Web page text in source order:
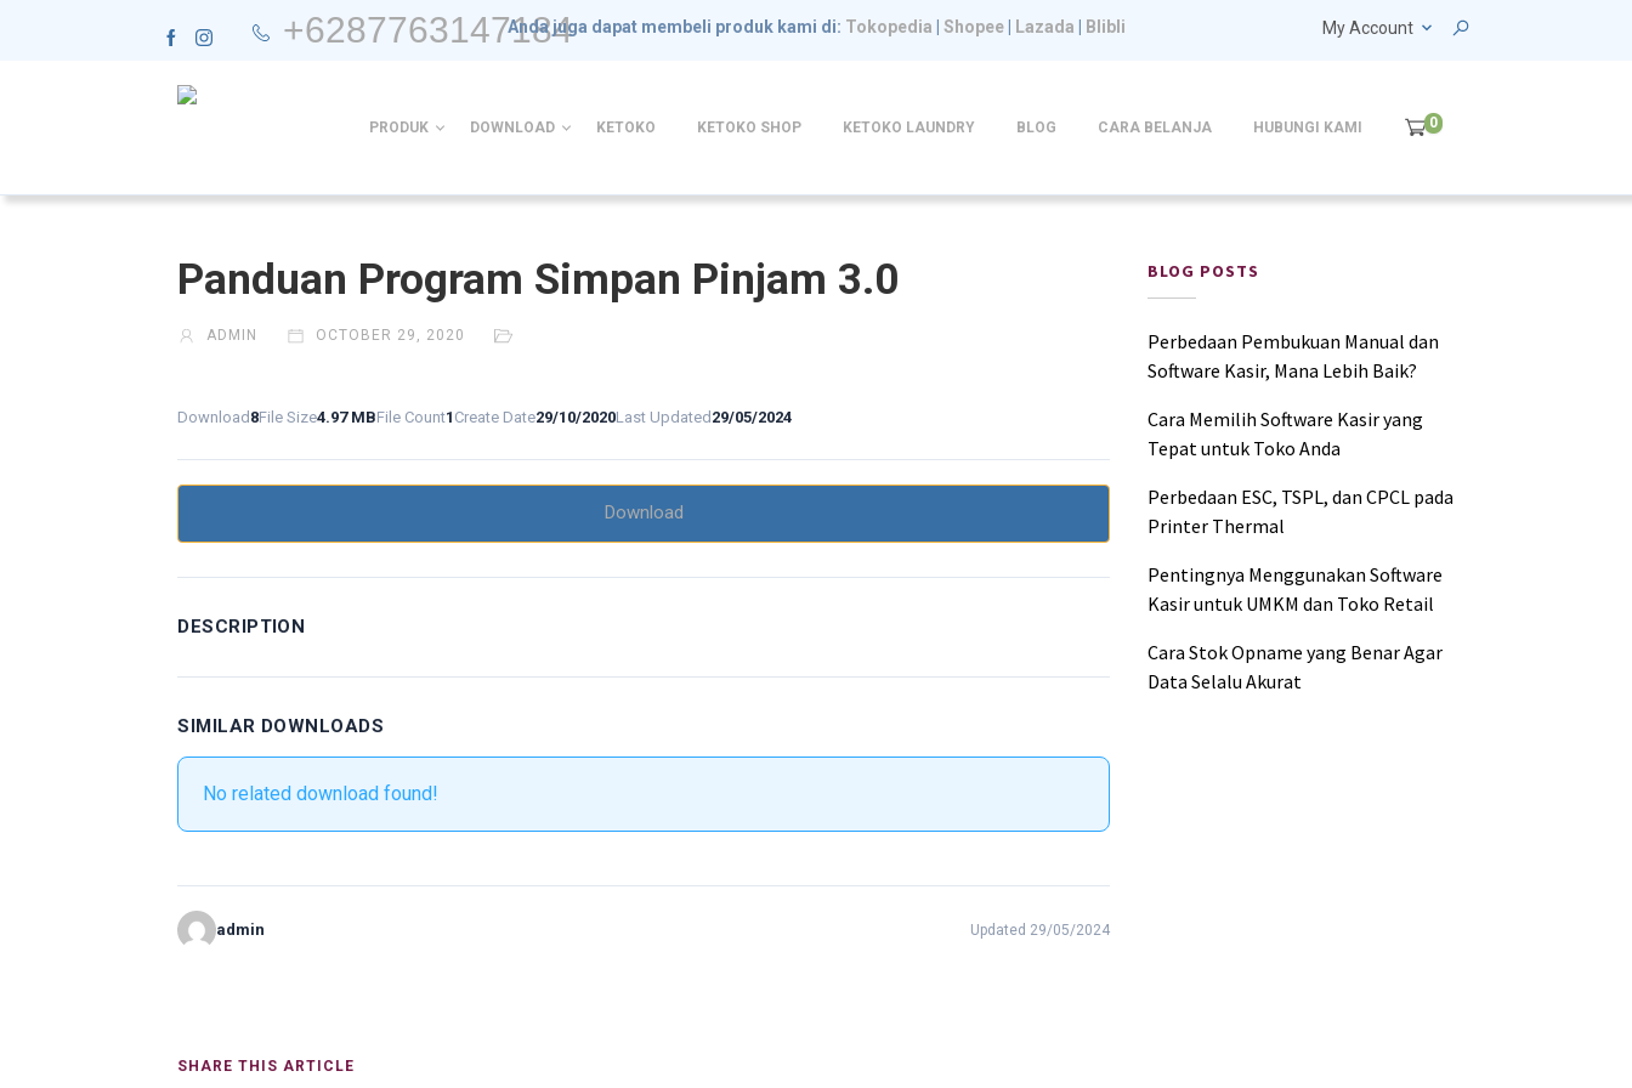
+6287763147184Anda juga dapat membeli produk kami di: Tokopedia Shopee| Lazada Blibli My Account
PRODUK DOWNLOAD KETOKO KETOKO SHOP KETOKO LAUNDRY BLOG CARA BELANJA HUBUNGI KAMI 0
Panduan Program Simpan Pinjam 3.0
ADMIN OCTOBER 29, 2020
Download 8File Size4.97 MBFile Count1 Create Date29/10/2020Last Updated 29/05/2024
Download
DESCRIPTION
SIMILAR DOWNLOADS
No related download found!
admin Updated 29/05/2024
SHARE THIS ARTICLE
BLOG POSTS
Perbedaan Pembukuan Manual dan
Software Kasir, Mana Lebih Baik?
Cara Memilih Software Kasir yang
Tepat untuk Toko Anda
Perbedaan ESC, TSPL, dan CPCL pada
Printer Thermal
Pentingnya Menggunakan Software
Kasir untuk UMKM dan Toko Retail
Cara Stok Opname yang Benar Agar
Data Selalu Akurat